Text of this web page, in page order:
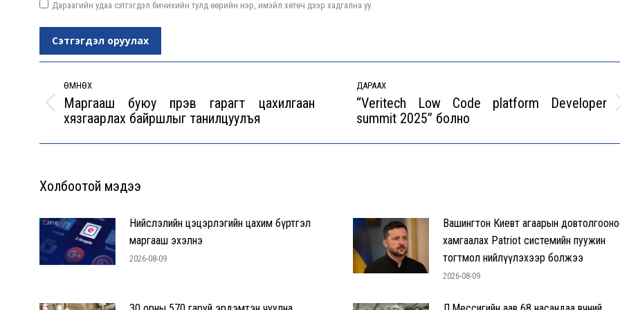
Дараагийн удаа сэтгэгдэл бичихийн тулд өөрийн нэр, имэйл хөтөч дээр хадгална уу.
Сэтгэгдэл оруулах
navigation
ӨМНӨХ
Previous
Маргааш буюу пүрэв гарагт цахилгаан
хязгаарлах байршлыг танилцуулъя
ДАРААХ
Next
“Veritech Low Code platform Developer
summit 2025” болно
Холбоотой мэдээ
Нийслэлийн цэцэрлэгийн цахим бүртгэл
маргааш эхэлнэ
2026-08-09
Вашингтон Киевт агаарын
хамгаалах Patriot системийн пуужин
тогтмол нийлүүлэхээр болжээ
2026-08-09